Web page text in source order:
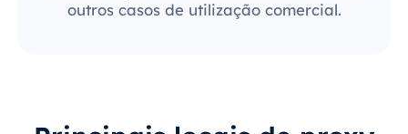
outros casos de utilização comercial.